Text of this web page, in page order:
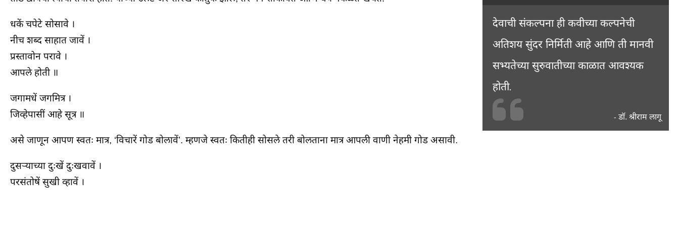
धकें चपेटे सोसावे ।
नीच शब्द साहात जावें ।
प्रस्तावोन परावे ।
आपले होती ॥
जगामधें जगमित्र ।
जिव्हेपासीं आहे सूत्र ॥
असे जाणून आपण स्वतः मात्र, ‘विचारें गोड बोलावें’. म्हणजे स्वतः कितीही सोसले तरी बोलताना मात्र आपली वाणी नेहमी गोड असावी.
दुसऱ्याच्या दुःखें दुःखवावें ।
परसंतोषें सुखी व्हावें ।
देवाची संकल्पना ही कवीच्या कल्पनेची
अतिशय सुंदर निर्मिती आहे आणि ती मानवी
सभ्यतेच्या सुरुवातीच्या काळात आवश्यक
होती.
- डॉ. श्रीराम लागू